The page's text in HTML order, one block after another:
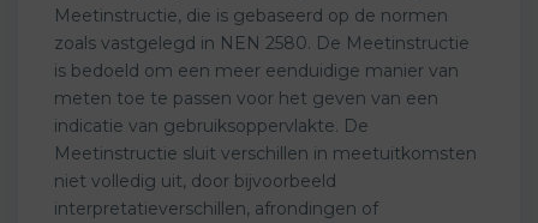
Meetinstructie, die is gebaseerd op de normen
zoals vastgelegd in NEN 2580. De Meetinstructie
is bedoeld om een meer eenduidige manier van
meten toe te passen voor het geven van een
indicatie van gebruiksoppervlakte. De
Meetinstructie sluit verschillen in meetuitkomsten
niet volledig uit, door bijvoorbeeld
interpretatieverschillen, afrondingen of